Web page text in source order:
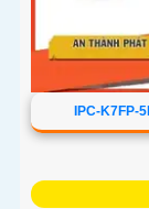
IPC-K7FP-